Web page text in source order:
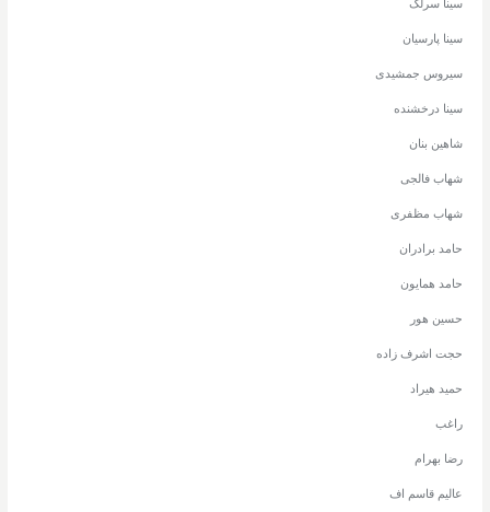
سینا سرلک
سینا پارسیان
سیروس جمشیدی
سینا درخشنده
شاهین بنان
شهاب فالجی
شهاب مظفری
حامد برادران
حامد همایون
حسین هور
حجت اشرف زاده
حمید هیراد
راغب
رضا بهرام
عالیم قاسم اف